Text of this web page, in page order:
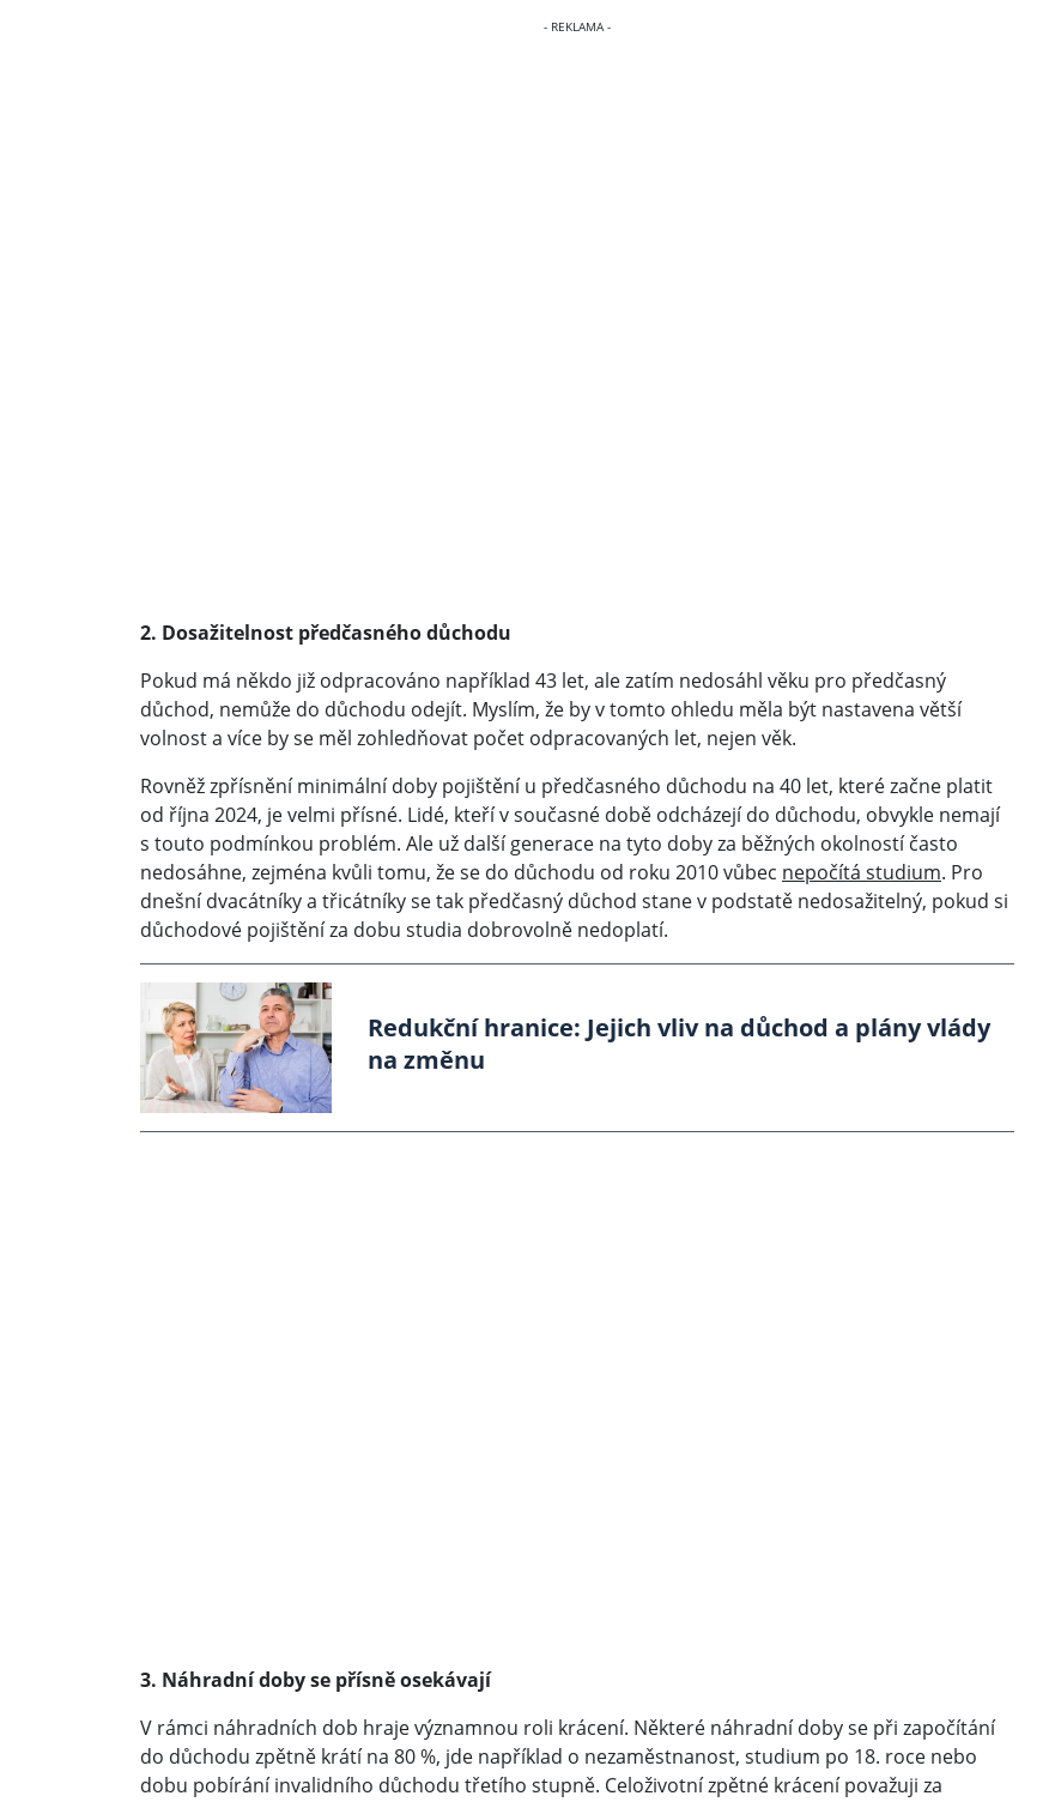
2. Dosažitelnost předčasného důchodu
Pokud má někdo již odpracováno například 43 let, ale zatím nedosáhl věku pro předčasný
důchod, nemůže do důchodu odejít. Myslím, že by v tomto ohledu měla být nastavena větší
volnost a více by se měl zohledňovat počet odpracovaných let, nejen věk.
Rovněž zpřísnění minimální doby pojištění u předčasného důchodu na 40 let, které začne platit
od října 2024, je velmi přísné. Lidé, kteří v současné době odcházejí do důchodu, obvykle nemají
s touto podmínkou problém. Ale už další generace na tyto doby za běžných okolností často
nedosáhne, zejména kvůli tomu, že se do důchodu od roku 2010 vůbec nepočítá studium. Pro
dnešní dvacátníky a třicátníky se tak předčasný důchod stane v podstatě nedosažitelný, pokud si
důchodové pojištění za dobu studia dobrovolně nedoplatí.
Redukční hranice: Jejich vliv na důchod a plány vlády
na změnu
3. Náhradní doby se přísně osekávají
V rámci náhradních dob hraje významnou roli krácení. Některé náhradní doby se při započítání
do důchodu zpětně krátí na 80 %, jde například o nezaměstnanost, studium po 18. roce nebo
dobu pobírání invalidního důchodu třetího stupně. Celoživotní zpětné krácení považuji za